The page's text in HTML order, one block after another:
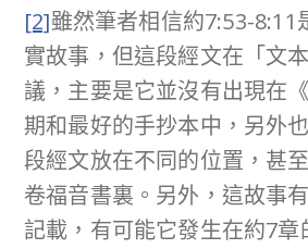
[2]雖然筆者相信約7:53-8:11
實故事，但這段經文在「文
議，主要是它並沒有出現在
期和最好的手抄本中，另外
段經文放在不同的位置，甚
卷福音書裏。另外，這故事
記載，有可能它發生在約7章